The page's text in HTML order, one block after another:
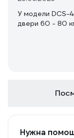
У модели DCS-
двери 60 - 80
Нужна